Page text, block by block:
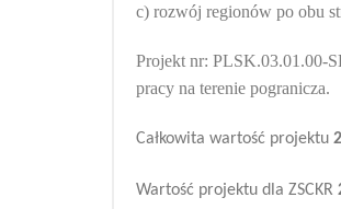
c) rozwój regionów po obu
Projekt nr: PLSK.03.01.00-
pracy na terenie pogranicza.
Całkowita wartość projektu
Wartość projektu dla ZSCKR